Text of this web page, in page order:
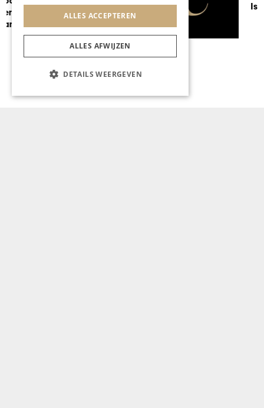
Is mode zinvol?
ALLES ACCEPTEREN
ALLES AFWIJZEN
DETAILS WEERGEVEN